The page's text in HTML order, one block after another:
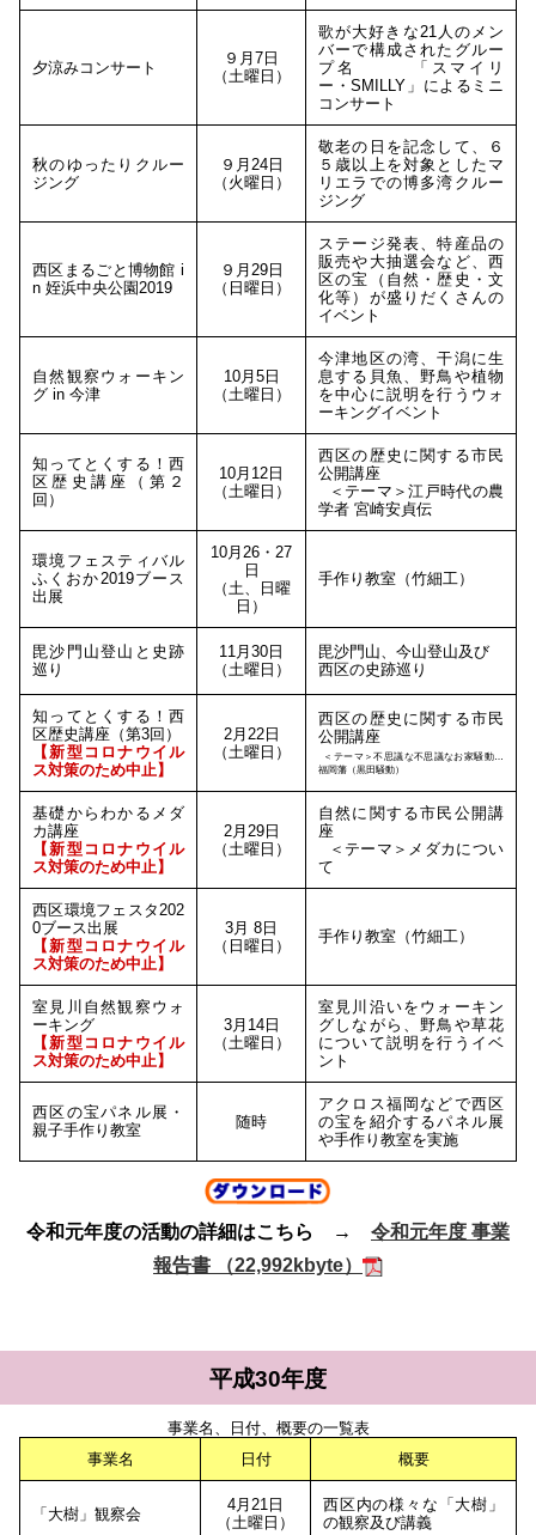
夕涼みコンサート
９月7日
（土曜日）
歌が大好きな21人のメン
バーで構成されたグルー
プ名 「スマイリ
ー・SMILLY」によるミニ
コンサート
秋のゆったりクルー
ジング
９月24日
（火曜日）
敬老の日を記念して、６
５歳以上を対象としたマ
リエラでの博多湾クルー
ジング
西区まるごと博物館 i
n 姪浜中央公園2019
９月29日
（日曜日）
ステージ発表、特産品の
販売や大抽選会など、西
区の宝（自然・歴史・文
化等）が盛りだくさんの
イベント
自然観察ウォーキン
グ in 今津
10月5日
（土曜日）
今津地区の湾、干潟に生
息する貝魚、野鳥や植物
を中心に説明を行うウォ
ーキングイベント
知ってとくする！西
区歴史講座（第２
回）
10月12日
（土曜日）
西区の歴史に関する市民
公開講座
＜テーマ＞江戸時代の農
学者 宮崎安貞伝
環境フェスティバル
ふくおか2019ブース
出展
10月26・27
日
（土、日曜
日）
手作り教室（竹細工）
毘沙門山登山と史跡
巡り
11月30日
（土曜日）
毘沙門山、今山登山及び
西区の史跡巡り
知ってとくする！西
区歴史講座（第3回）
【新型コロナウイル
ス対策のため中止】
2月22日
（土曜日）
西区の歴史に関する市民
公開講座
＜テーマ＞不思議な不思議なお家騒動…
福岡藩（黒田騒動）
基礎からわかるメダ
カ講座
【新型コロナウイル
ス対策のため中止】
2月29日
（土曜日）
自然に関する市民公開講
座
＜テーマ＞メダカについ
て
西区環境フェスタ202
0ブース出展
【新型コロナウイル
ス対策のため中止】
3月 8日
（日曜日）
手作り教室（竹細工）
室見川自然観察ウォ
ーキング
【新型コロナウイル
ス対策のため中止】
3月14日
（土曜日）
室見川沿いをウォーキン
グしながら、野鳥や草花
について説明を行うイベ
ント
西区の宝パネル展・
親子手作り教室
随時
アクロス福岡などで西区
の宝を紹介するパネル展
や手作り教室を実施
令和元年度の活動の詳細はこちら → 令和元年度 事業
報告書 （22,992kbyte）
平成30年度
事業名、日付、概要の一覧表
事業名
日付 概要
「大樹」観察会
4月21日
（土曜日）
西区内の様々な「大樹」
の観察及び講義